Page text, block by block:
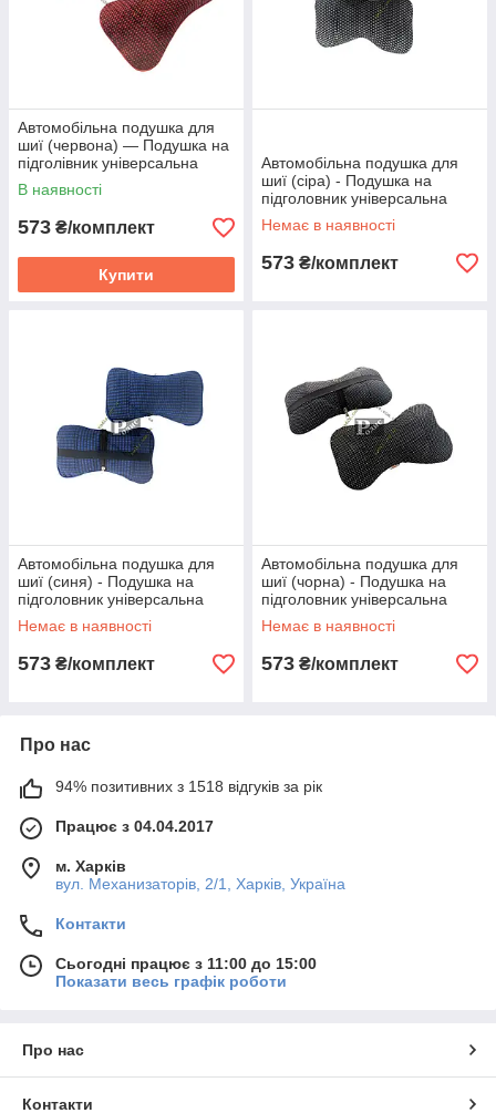
Автомобільна подушка для
шиї (червона) — Подушка на
підголівник універсальна
В наявності
573 ₴/комплект
Купити
Автомобільна подушка для
шиї (сіра) - Подушка на
підголовник універсальна
Немає в наявності
573 ₴/комплект
Автомобільна подушка для
шиї (синя) - Подушка на
підголовник універсальна
Немає в наявності
573 ₴/комплект
Автомобільна подушка для
шиї (чорна) - Подушка на
підголовник універсальна
Немає в наявності
573 ₴/комплект
Про нас
94% позитивних з 1518 відгуків за рік
Працює з 04.04.2017
м. Харків
вул. Механизаторів, 2/1, Харків, Україна
Контакти
Сьогодні працює з 11:00 до 15:00
Показати весь графік роботи
Про нас
Контакти